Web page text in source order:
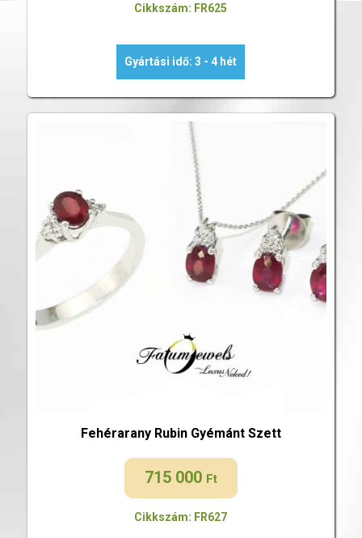
Cikkszám: FR625
Gyártási idő: 3 - 4 hét
Fehérarany Rubin Gyémánt Szett
715 000 Ft
Cikkszám: FR627